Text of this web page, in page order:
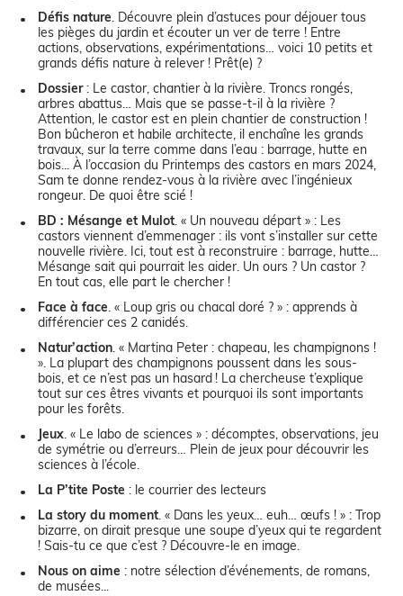
Défis nature . Découvre plein d’astuces pour déjouer tous
les pièges du jardin et écouter un ver de terre ! Entre
actions, observations, expérimentations… voici 10 petits et
grands défis nature à relever ! Prêt(e) ?
Dossier: Le castor, chantier à la rivière. Troncs rongés,
arbres abattus… Mais que se passe-t-il à la rivière ?
Attention, le castor est en plein chantier de construction !
Bon bûcheron et habile architecte, il enchaîne les grands
travaux, sur la terre comme dans l’eau : barrage, hutte en
bois... À l’occasion du Printemps des castors en mars 2024,
Sam te donne rendez-vous à la rivière avec l’ingénieux
rongeur. De quoi être scié !
BD : Mésange et Mulot . « Un nouveau départ » : Les
castors viennent d’emmenager : ils vont s’installer sur cette
nouvelle rivière. Ici, tout est à reconstruire : barrage, hutte…
Mésange sait qui pourrait les aider. Un ours ? Un castor ?
En tout cas, elle part le chercher !
Face à face . « Loup gris ou chacal doré ? » : apprends à
différencier ces 2 canidés.
Natur’action . « Martina Peter : chapeau, les champignons !
». La plupart des champignons poussent dans les sous-
bois, et ce n’est pas un hasard ! La chercheuse t’explique
tout sur ces êtres vivants et pourquoi ils sont importants
pour les forêts.
Jeux . « Le labo de sciences » : décomptes, observations, jeu
de symétrie ou d’erreurs… Plein de jeux pour découvrir les
sciences à l’école.
La P’tite Poste : le courrier des lecteurs
La story du moment . « Dans les yeux… euh… œufs ! » : Trop
bizarre, on dirait presque une soupe d’yeux qui te regardent
! Sais-tu ce que c’est ? Découvre-le en image.
Nous on aime : notre sélection d’événements, de romans,
de musées...